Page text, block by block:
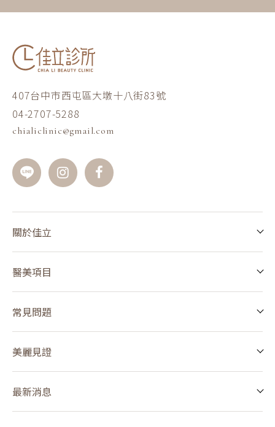
407台中市西屯區大墩十八街83號
04-2707-5288
chialiclinic@gmail.com
關於佳立
醫美項目
常見問題
美麗見證
最新消息